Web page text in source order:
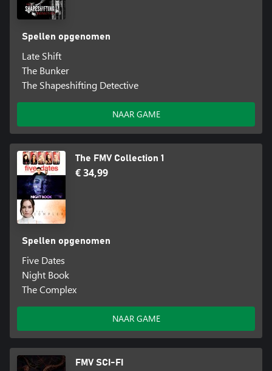
Spellen opgenomen
Late Shift
The Bunker
The Shapeshifting Detective
NAAR GAME
The FMV Collection 1
€ 34,99
Spellen opgenomen
Five Dates
Night Book
The Complex
NAAR GAME
FMV SCI-FI